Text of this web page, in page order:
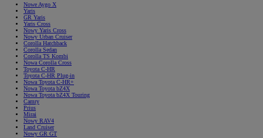
Nowe Aygo X
Yaris
GR Yaris
Yaris Cross
Nowy Yaris Cross
Nowy Urban Cruiser
Corolla Hatchback
Corolla Sedan
Corolla TS Kombi
Nowa Corolla Cross
Toyota C-HR
Toyota C-HR Plug-in
Nowa Toyota C-HR+
Nowa Toyota bZ4X
Nowa Toyota bZ4X Touring
Camry
Prius
Mirai
Nowy RAV4
Land Cruiser
Nowy GR GT